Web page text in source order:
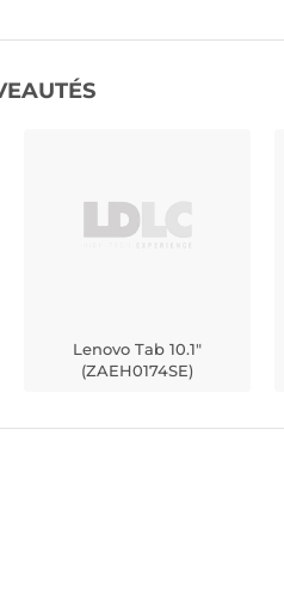
Lenovo Tab 10.1"
(ZAEH0174SE)